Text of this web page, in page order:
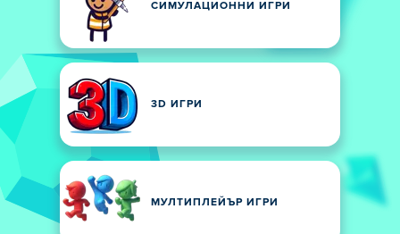
СИМУЛАЦИОННИ ИГРИ
3D ИГРИ
МУЛТИПЛЕЙЪР ИГРИ